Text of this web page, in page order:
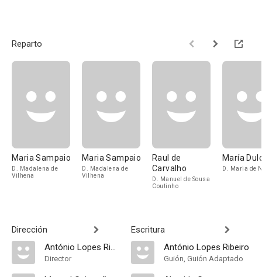
Reparto
Maria Sampaio
D. Madalena de
Vilhena
Maria Sampaio
D. Madalena de
Vilhena
Raul de
Carvalho
D. Manuel de Sousa
Coutinho
María
D. Maria de
Dirección
António Lopes Ribeiro
Director
Escritura
António Lopes Ribeiro
Guión, Guión Adaptado